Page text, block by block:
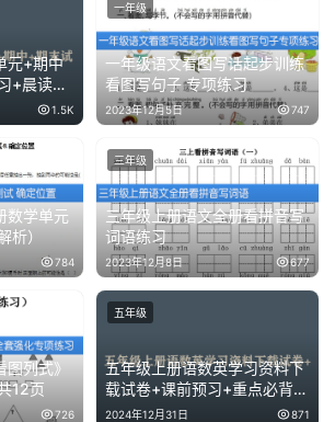
元+期中
+晨读
1.5K
一年级语文看图写话起步训练
看图写句子 专项练习
2023年12月5日 747
一年级
数学单元
析）
784
三年级上册语文全册看拼音写
词语练习
2023年12月8日 677
三年级
列式》
12页
726
五年级上册语数英学习资料下
载试卷+课前预习+重点必背资
料
2024年12月31日 871
五年级